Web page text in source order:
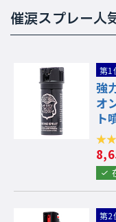
催涙スプレー
第1
強
オ
ト
第2